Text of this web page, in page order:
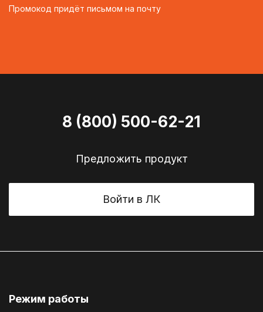
Промокод придёт письмом на почту
8 (800) 500-62-21
Предложить продукт
Войти в ЛК
Режим работы